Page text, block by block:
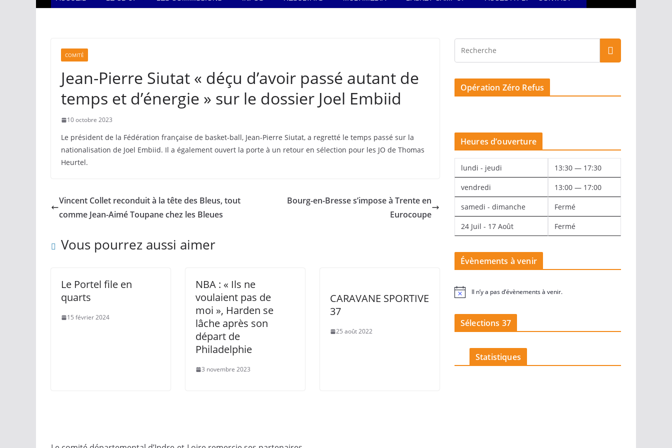
COMITÉ
Jean-Pierre Siutat « déçu d’avoir passé autant de
temps et d’énergie » sur le dossier Joel Embiid
10 octobre 2023
Le président de la Fédération française de basket-ball, Jean-Pierre Siutat, a regretté le temps passé sur la
nationalisation de Joel Embiid. Il a également ouvert la porte à un retour en sélection pour les JO de Thomas
Heurtel.
Vincent Collet reconduit à la tête des Bleus, tout
comme Jean-Aimé Toupane chez les Bleues
Bourg-en-Bresse s’impose à Trente en
Eurocoupe
Vous pourrez aussi aimer
Le Portel file en
quarts
15 février 2024
NBA : « Ils ne
voulaient pas de
moi », Harden se
lâche après son
départ de
Philadelphie
3 novembre 2023
CARAVANE SPORTIVE
37
25 août 2022
Opération Zéro Refus
Heures d’ouverture
lundi - jeudi 13:30 — 17:30
vendredi 13:00 — 17:00
samedi - dimanche Fermé
24 Juil - 17 Août Fermé
Évènements à venir
N
Il n’y a pas d’évènements à venir.
Sélections 37
Statistiques